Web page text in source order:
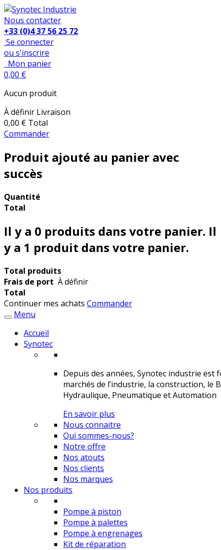
Nous contacter
+33 (0)4 37 56 25 72
Se connecter
ou s'inscrire
Mon panier
0,00 €
Aucun produit
À définir Livraison
0,00 € Total
Commander
Produit ajouté au panier avec
succès
Quantité
Total
Il y a 0 produits dans votre panier. Il
y a 1 produit dans votre panier.
Total produits
Frais de port À définir
Total
Continuer mes achats Commander
Menu
Accueil
Synotec
Depuis des années, Synotec industrie
marchés de l’industrie, la construction, le
Hydraulique, Pneumatique et Automation
En savoir plus
Nous connaitre
Qui sommes-nous?
Notre offre
Nos atouts
Nos clients
Nos marques
Nos produits
Pompe à piston
Pompe à palettes
Pompe à engrenages
Kit de réparation